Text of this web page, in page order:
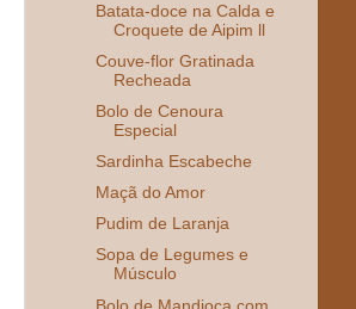
Batata-doce na Calda e
Croquete de Aipim ll
Couve-flor Gratinada
Recheada
Bolo de Cenoura
Especial
Sardinha Escabeche
Maçã do Amor
Pudim de Laranja
Sopa de Legumes e
Músculo